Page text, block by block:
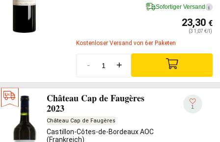
Sofortiger Versand i
23,30 €
(31,07 €/l)
Kostenloser Versand von 6er Paketen
- +
Château Cap de Faugères
2023
Château Cap de Faugères
Castillon-Côtes-de-Bordeaux AOC
(Frankreich)
1